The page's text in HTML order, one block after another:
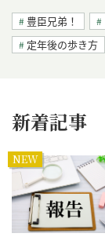
豊臣兄弟！
定年後の歩き方
新着記事
NEW